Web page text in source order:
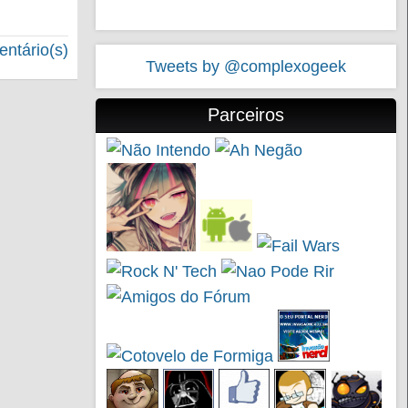
Tweets by @complexogeek
Parceiros